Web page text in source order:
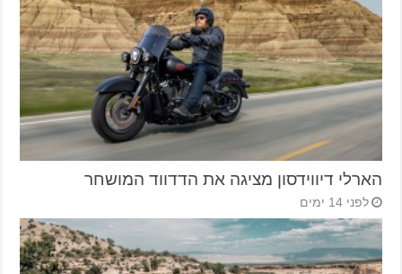
הארלי דיווידסון מציגה את הדדווד המושחר
לפני 14 ימים